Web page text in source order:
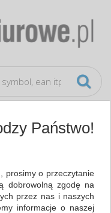
i bindowania
Państwo!
, prosimy o przeczytanie
dobrowolną zgodę na
przez nas i naszych
informacje o naszej